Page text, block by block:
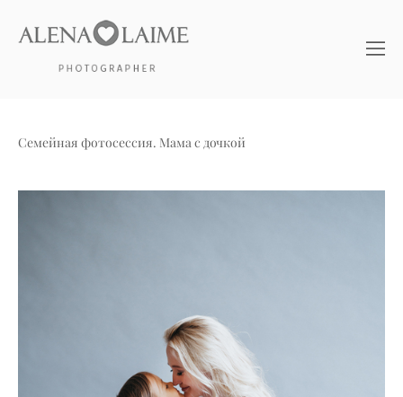
Семейная фотосессия. Мама с дочкой